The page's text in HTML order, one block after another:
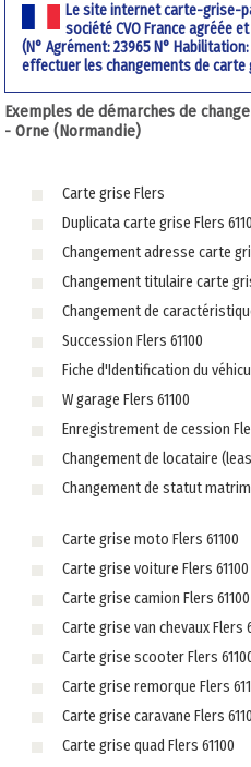
Le site internet carte-grise-
société CVO France agréée
(N° Agrément: 23965 N°
effectuer les changements de carte
Exemples de démarches de
- Orne (Normandie)
Carte grise Flers
Duplicata carte grise Flers
Changement adresse carte
Changement titulaire carte
Changement de
Succession Flers 61100
Fiche d'Identification du
W garage Flers 61100
Enregistrement de cession
Changement de locataire
Changement de statut
Carte grise moto Flers 61100
Carte grise voiture Flers 61100
Carte grise camion Flers 61100
Carte grise van chevaux Flers
Carte grise scooter Flers
Carte grise remorque Flers
Carte grise caravane Flers
Carte grise quad Flers 61100